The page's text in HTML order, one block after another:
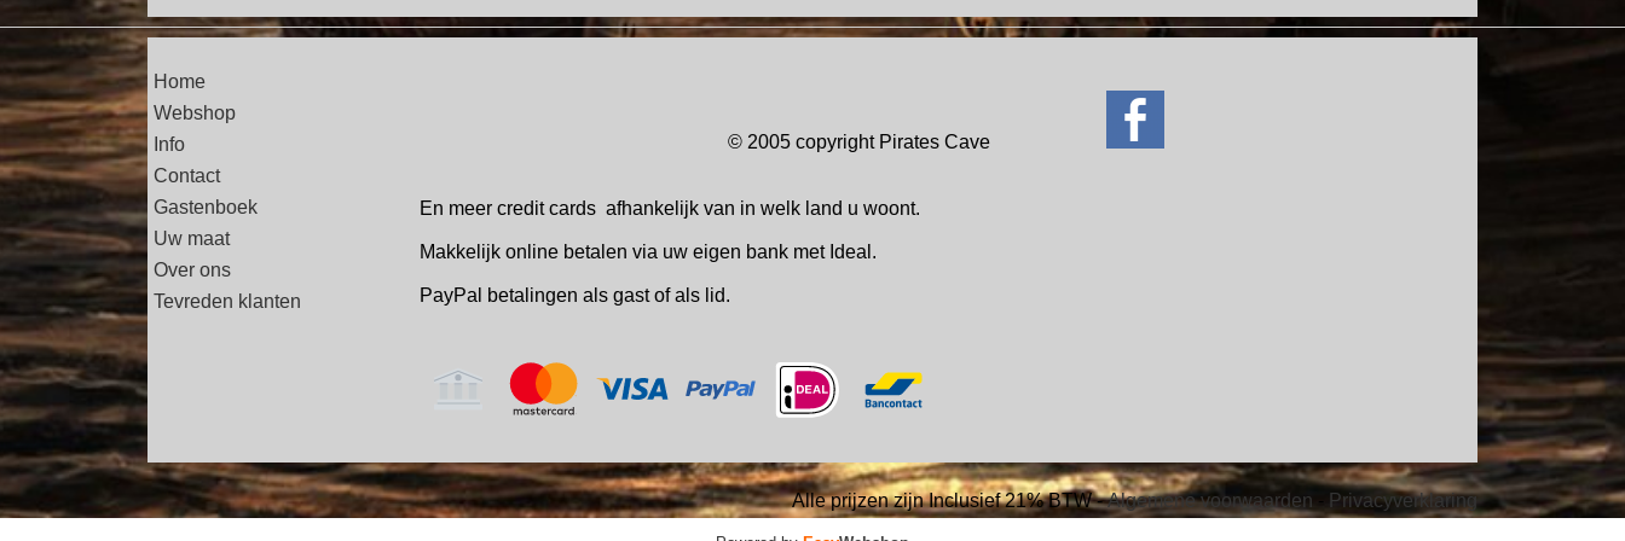
Home
Webshop
Info
Contact
Gastenboek
Uw maat
Over ons
Tevreden klanten
© 2005 copyright Pirates Cave
En meer credit cards afhankelijk van in welk land u woont.
Makkelijk online betalen via uw eigen bank met Ideal.
PayPal betalingen als gast of als lid.
Alle prijzen zijn Inclusief 21% BTW -Algemene voorwaarden Privacyverklaring